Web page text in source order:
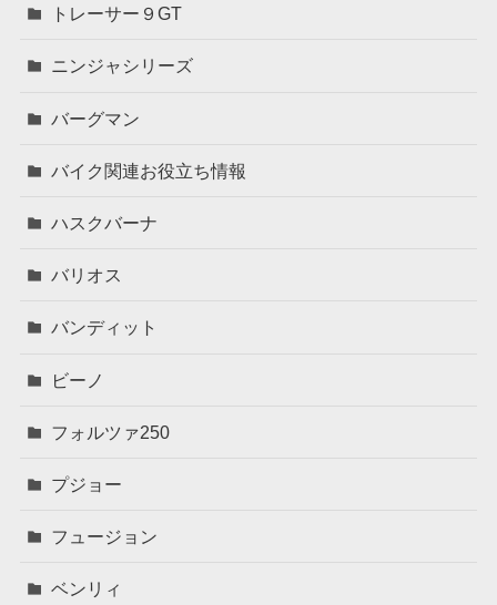
トレーサー９GT
ニンジャシリーズ
バーグマン
バイク関連お役立ち情報
ハスクバーナ
バリオス
バンディット
ビーノ
フォルツァ250
プジョー
フュージョン
ベンリィ